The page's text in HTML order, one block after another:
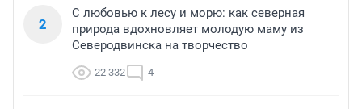
2
С любовью к лесу и морю: как северная
природа вдохновляет молодую маму из
Северодвинска на творчество
22 332 4